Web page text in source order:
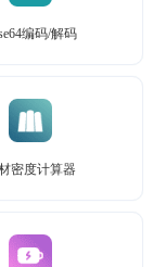
编码/解码
密度计算器